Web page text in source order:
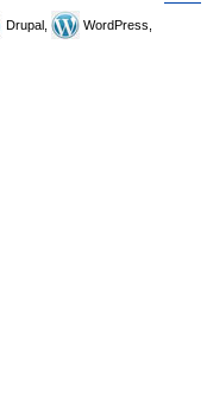
Drupal,
WordPress,